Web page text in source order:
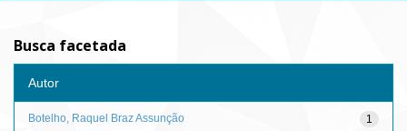
Busca facetada
Autor
1
Botelho, Raquel Braz Assunção